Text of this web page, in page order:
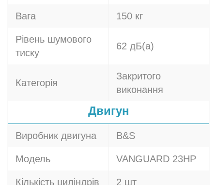
Вага 150 кг
Рівень шумового
тиску
62 дБ(а)
Категорія
Закритого
виконання
Двигун
Виробник двигуна B&S
Модель VANGUARD 23HP
Кількість циліндрів 2 шт